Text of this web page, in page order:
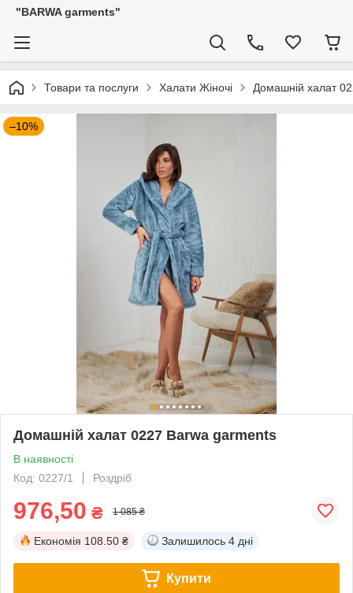
"BARWA garments"
Товари та послуги Халати Жіночі Домашній халат
–10%
Домашній халат 0227 Barwa garments
В наявності
Код: 0227/1
Роздріб
976,50 ₴ 1 085 ₴
Економія 108.50 ₴ Залишилось 4 дні
Купити